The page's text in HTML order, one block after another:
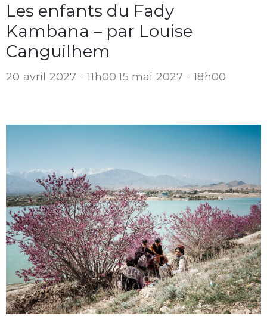
Les enfants du Fady
Kambana – par Louise
Canguilhem
20 avril 2027 - 11h00 15 mai 2027 - 18h00